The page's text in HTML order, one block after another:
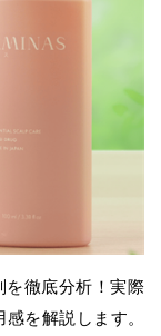
を徹底分析！実際
を解説します。